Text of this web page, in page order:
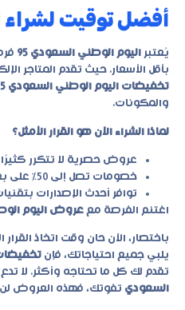
أفضل توقيت لشراء
يُعتبر اليوم الوطني السعودي 95
بأقل الأسعار. حيث تقدم المتاجر
تخفيضات اليوم الوطني السعودي 2025
والمكونات.
لماذا الشراء الآن هو القرار الأمثل؟
عروض حصرية لا تتكرر كثيرًا
خصومات تصل إلى 50% على بعض الموديلات.
توافر أحدث الإصدارات
اغتنم الفرصة مع عروض اليوم الوطني
باختصار، الآن حان وقت اتخاذ
يلبي جميع احتياجاتك، فإن تخفيضات
تقدم لك كل ما تحتاجه وأكثر. لا
السعودي تفوتك، فهذه العروض لن